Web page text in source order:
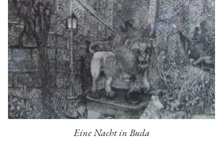
Eine Nacht in Buda